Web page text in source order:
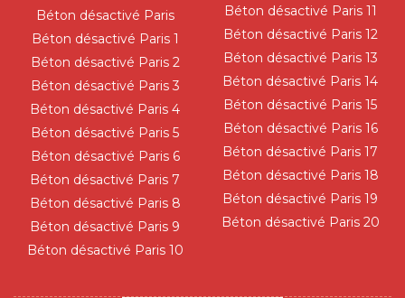
Béton désactivé Paris
Béton désactivé Paris 1
Béton désactivé Paris 2
Béton désactivé Paris 3
Béton désactivé Paris 4
Béton désactivé Paris 5
Béton désactivé Paris 6
Béton désactivé Paris 7
Béton désactivé Paris 8
Béton désactivé Paris 9
Béton désactivé Paris 10
Béton désactivé Paris 11
Béton désactivé Paris 12
Béton désactivé Paris 13
Béton désactivé Paris 14
Béton désactivé Paris 15
Béton désactivé Paris 16
Béton désactivé Paris 17
Béton désactivé Paris 18
Béton désactivé Paris 19
Béton désactivé Paris 20